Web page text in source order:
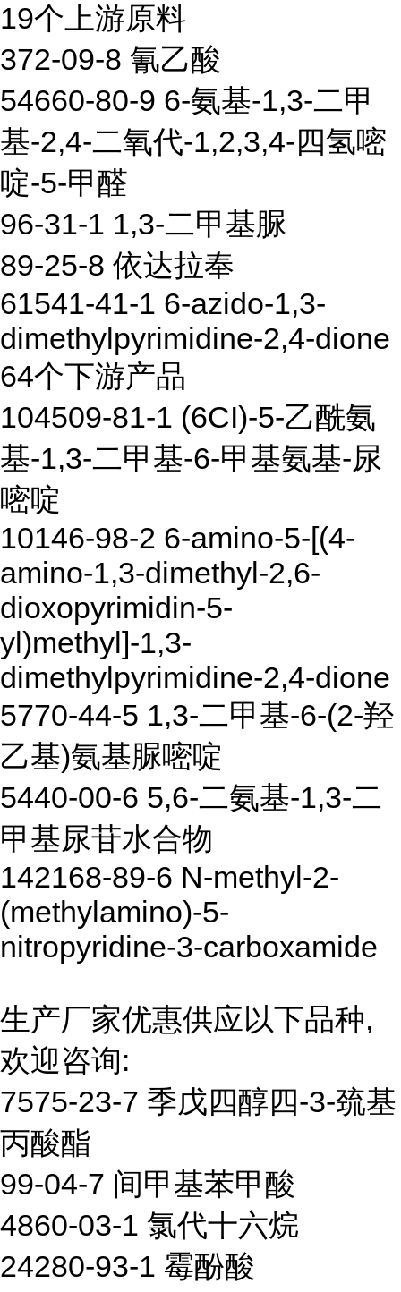
19个上游原料
372-09-8 氰乙酸
54660-80-9 6-氨基-1,3-二甲
基-2,4-二氧代-1,2,3,4-四氢嘧
啶-5-甲醛
96-31-1 1,3-二甲基脲
89-25-8 依达拉奉
61541-41-1 6-azido-1,3-
dimethylpyrimidine-2,4-dione
64个下游产品
104509-81-1 (6CI)-5-乙酰氨
基-1,3-二甲基-6-甲基氨基-尿
嘧啶
10146-98-2 6-amino-5-[(4-
amino-1,3-dimethyl-2,6-
dioxopyrimidin-5-
yl)methyl]-1,3-
dimethylpyrimidine-2,4-dione
5770-44-5 1,3-二甲基-6-(2-羟
乙基)氨基脲嘧啶
5440-00-6 5,6-二氨基-1,3-二
甲基尿苷水合物
142168-89-6 N-methyl-2-
(methylamino)-5-
nitropyridine-3-carboxamide
生产厂家优惠供应以下品种,
欢迎咨询:
7575-23-7 季戊四醇四-3-巯基
丙酸酯
99-04-7 间甲基苯甲酸
4860-03-1 氯代十六烷
24280-93-1 霉酚酸